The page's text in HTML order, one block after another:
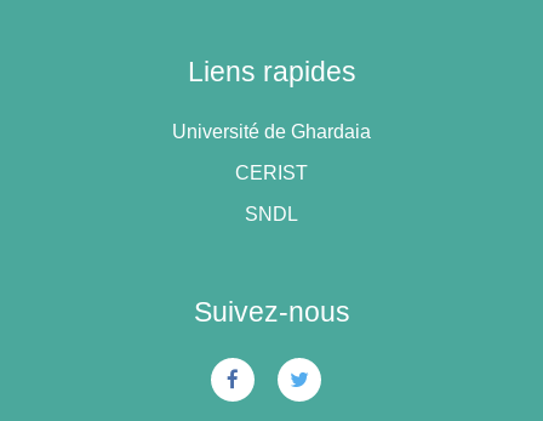
Liens rapides
Université de Ghardaia
CERIST
SNDL
Suivez-nous